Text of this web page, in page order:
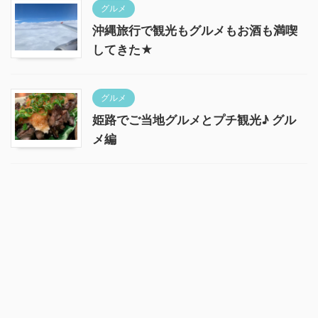
グルメ
沖縄旅行で観光もグルメもお酒も満喫
してきた★
グルメ
姫路でご当地グルメとプチ観光♪ グル
メ編